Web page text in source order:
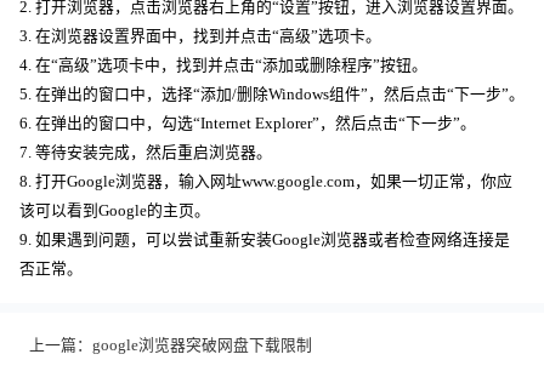
2. 打开浏览器，点击浏览器右上角的“设置”按钮，进入浏览器设置界面。
3. 在浏览器设置界面中，找到并点击“高级”选项卡。
4. 在“高级”选项卡中，找到并点击“添加或删除程序”按钮。
5. 在弹出的窗口中，选择“添加/删除Windows组件”，然后点击“下一步”。
6. 在弹出的窗口中，勾选“Internet Explorer”，然后点击“下一步”。
7. 等待安装完成，然后重启浏览器。
8. 打开Google浏览器，输入网址www.google.com，如果一切正常，你应
该可以看到Google的主页。
9. 如果遇到问题，可以尝试重新安装Google浏览器或者检查网络连接是
否正常。
上一篇： google浏览器突破网盘下载限制